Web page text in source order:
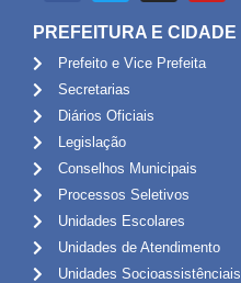
PREFEITURA E CIDADE
Prefeito e Vice Prefeita
Secretarias
Diários Oficiais
Legislação
Conselhos Municipais
Processos Seletivos
Unidades Escolares
Unidades de Atendimento
Unidades Socioassistênciais